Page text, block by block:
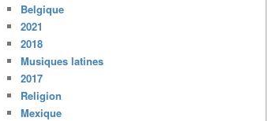
Belgique
2021
2018
Musiques latines
2017
Religion
Mexique